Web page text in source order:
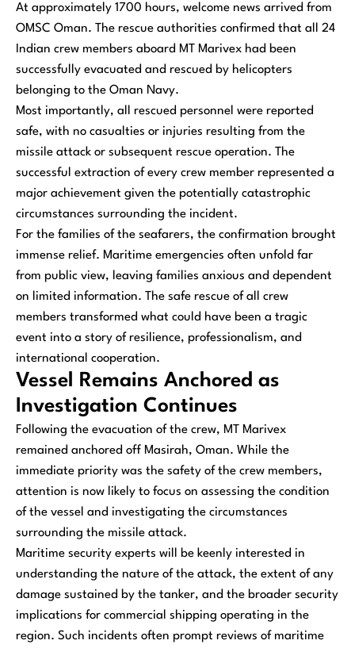
At approximately 1700 hours, welcome news arrived from
OMSC Oman. The rescue authorities confirmed that all 24
Indian crew members aboard MT Marivex had been
successfully evacuated and rescued by helicopters
belonging to the Oman Navy.
Most importantly, all rescued personnel were reported
safe, with no casualties or injuries resulting from the
missile attack or subsequent rescue operation. The
successful extraction of every crew member represented a
major achievement given the potentially catastrophic
circumstances surrounding the incident.
For the families of the seafarers, the confirmation brought
immense relief. Maritime emergencies often unfold far
from public view, leaving families anxious and dependent
on limited information. The safe rescue of all crew
members transformed what could have been a tragic
event into a story of resilience, professionalism, and
international cooperation.
Vessel Remains Anchored as
Investigation Continues
Following the evacuation of the crew, MT Marivex
remained anchored off Masirah, Oman. While the
immediate priority was the safety of the crew members,
attention is now likely to focus on assessing the condition
of the vessel and investigating the circumstances
surrounding the missile attack.
Maritime security experts will be keenly interested in
understanding the nature of the attack, the extent of any
damage sustained by the tanker, and the broader security
implications for commercial shipping operating in the
region. Such incidents often prompt reviews of maritime